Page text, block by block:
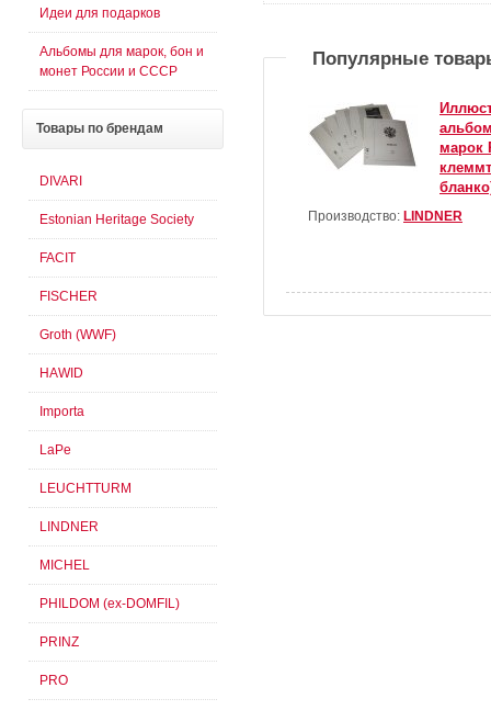
Популярные
марок
Производство: LINDNER
Идеи для подарков
Альбомы для марок, бон и
монет России и СССР
Товары по брендам
DIVARI
Estonian Heritage Society
FACIT
FISCHER
Groth (WWF)
HAWID
Importa
LaPe
LEUCHTTURM
LINDNER
MICHEL
PHILDOM (ex-DOMFIL)
PRINZ
PRO